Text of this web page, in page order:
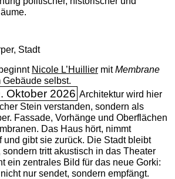
Stadt
Nicole L’Huilliermit ­Membrane
Gebäude selbst.
Oktober 2026 Architektur wird hier
Stein verstanden, sondern als
Fassade, Vorhänge und Oberflächen
Das Haus hört, nimmt
und gibt sie zurück. Die Stadt bleibt
tritt akustisch in das Theater
ein zentrales Bild für das neue Gorki:
nur sendet, sondern empfängt.